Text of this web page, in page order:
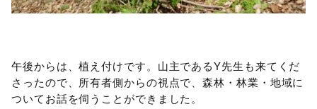
午後からは、植え付けです。山主であるY先生も来てくだ
さったので、所有者側からの視点で、森林・林業・地域に
ついてお話を伺うことができました。